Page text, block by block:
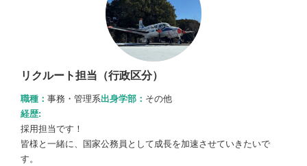
リクルート担当（行政区分）
職種： 事務・管理系出身学部： その他
経歴:
採用担当です！
皆様と一緒に、国家公務員として成長を加速させていきたいで
す。